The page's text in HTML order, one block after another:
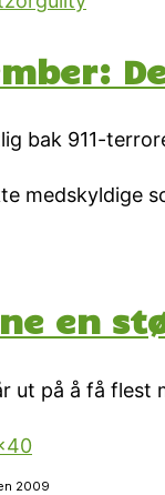
bak 911-
medskyldige
en
ut på å få flest
2009